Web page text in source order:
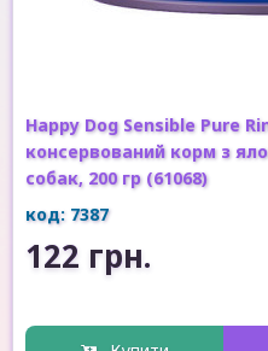
Happy Dog Sensible Pure
консервований корм з
собак, 200 гр (61068)
код: 7387
122 грн.